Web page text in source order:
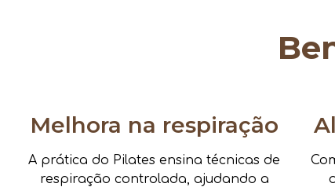
Melhora na respiração
A prática do Pilates ensina técnicas de
respiração controlada, ajudando a